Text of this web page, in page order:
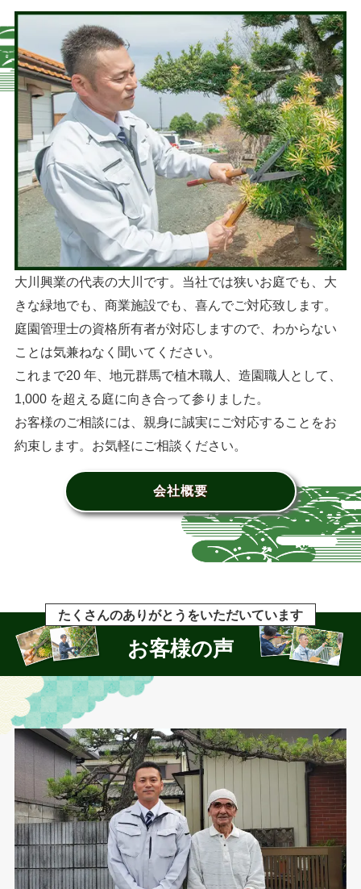
大川興業の代表の大川です。当社では狭いお庭でも、大
きな緑地でも、商業施設でも、喜んでご対応致します。
庭園管理士の資格所有者が対応しますので、わからない
ことは気兼ねなく聞いてください。
これまで20 年、地元群馬で植木職人、造園職人として、
1,000 を超える庭に向き合って参りました。
お客様のご相談には、親身に誠実にご対応することをお
約束します。お気軽にご相談ください。
会社概要
たくさんのありがとうをいただいています
お客様の声